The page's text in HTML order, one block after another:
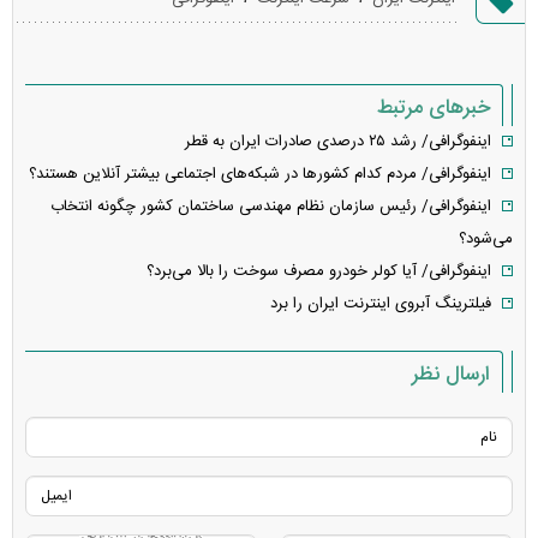
خطا
خبرهای مرتبط
اینفوگرافی/ رشد ۲۵ درصدی صادرات ایران به قطر
اینفوگرافی/ مردم کدام کشور‌ها در شبکه‌های اجتماعی بیشتر آنلاین هستند؟
اینفوگرافی/ رئیس سازمان نظام مهندسی ساختمان کشور چگونه انتخاب
می‌شود؟
اینفوگرافی/ آیا کولر خودرو مصرف سوخت را بالا می‌برد؟
فیلترینگ آبروی اینترنت ایران را برد
ارسال نظر